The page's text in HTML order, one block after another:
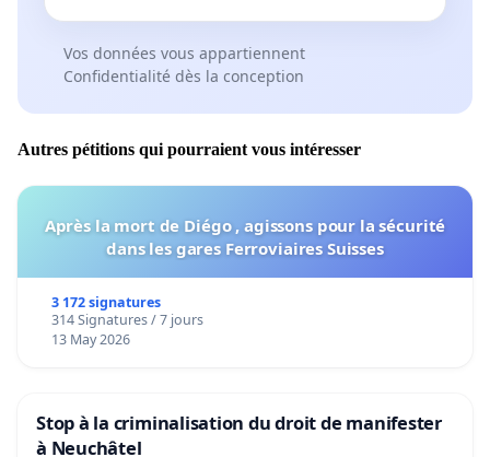
Vos données vous appartiennent
Confidentialité dès la conception
Autres pétitions qui pourraient vous intéresser
Après la mort de Diégo , agissons pour la sécurité
dans les gares Ferroviaires Suisses
3 172 signatures
314 Signatures / 7 jours
13 May 2026
Stop à la criminalisation du droit de manifester
à Neuchâtel